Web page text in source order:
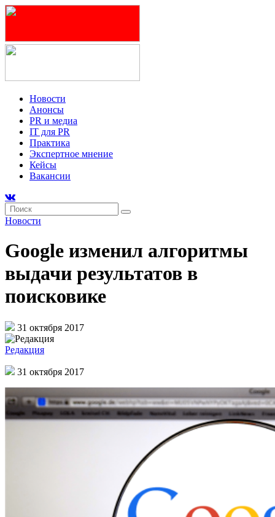
Новости
Анонсы
PR и медиа
IT для PR
Практика
Экспертное мнение
Кейсы
Вакансии
Новости
Google изменил алгоритмы
выдачи результатов в
поисковике
31 октября 2017
Редакция
31 октября 2017